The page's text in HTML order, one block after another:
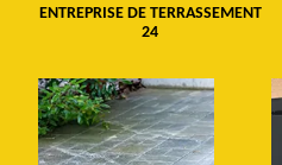
ENTREPRISE DE TERRASSEMENT
24